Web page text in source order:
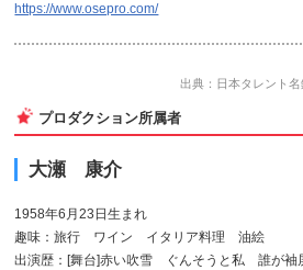
https://www.osepro.com/
出典：日本タレント名
プロダクション所属者
大瀬 康介
1958年6月23日生まれ
趣味：旅行 ワイン イタリア料理 油絵
出演歴：[舞台]赤い吹雪 ぐんそうと私 誰が袖